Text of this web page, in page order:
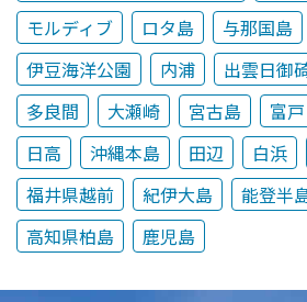
モルディブ
ロタ島 与那国島
伊豆海洋公園
内浦 出雲日御
多良間
大瀬崎 宮古島 富戸
日高
沖縄本島 田辺 白浜
福井県越前
紀伊大島 能登半
高知県柏島
鹿児島